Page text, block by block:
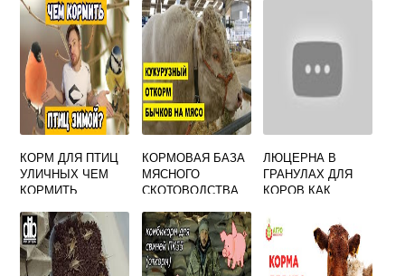
СОРТОВ
КУКУРУЗЫ
КОРМ ДЛЯ ПТИЦ
УЛИЧНЫХ ЧЕМ
КОРМИТЬ
КОРМОВАЯ БАЗА
МЯСНОГО
СКОТОВОДСТВА
ЛЮЦЕРНА В
ГРАНУЛАХ ДЛЯ
КОРОВ КАК